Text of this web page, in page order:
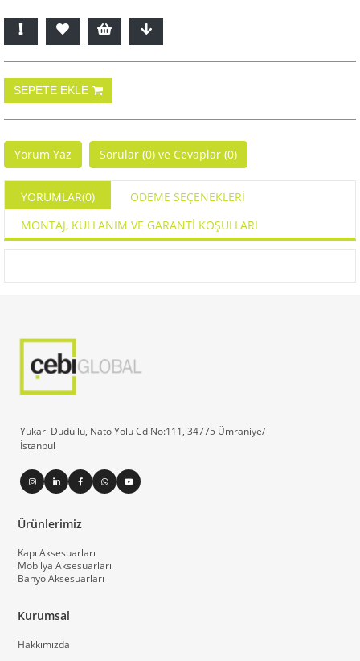
Yorum Yaz Sorular (0) ve Cevaplar (0)
YORUMLAR(0)
ÖDEME SEÇENEKLERI
MONTAJ, KULLANIM VE GARANTİ KOŞULLARI
Yukarı Dudullu, Nato Yolu Cd No:111, 34775 Ümraniye/
İstanbul
Ürünlerimiz
Kapı Aksesuarları
Mobilya Aksesuarları
Banyo Aksesuarları
Kurumsal
Hakkımızda